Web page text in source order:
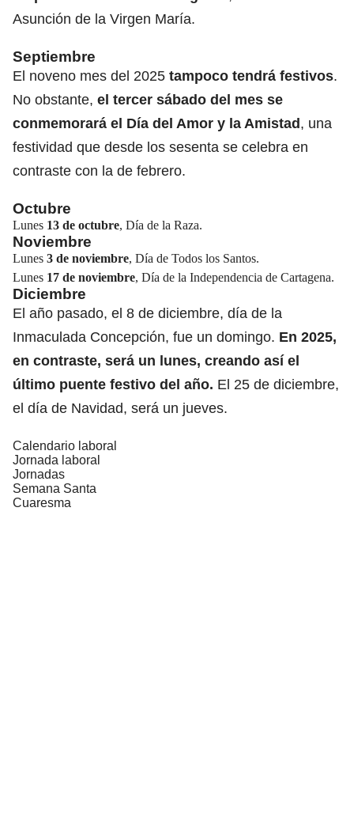
Asunción de la Virgen María.
Septiembre
El noveno mes del 2025 tampoco tendrá festivos.
No obstante, el tercer sábado del mes se
conmemorará el Día del Amor y la Amistad, una
festividad que desde los sesenta se celebra en
contraste con la de febrero.
Octubre
Lunes 13 de octubre, Día de la Raza.
Noviembre
Lunes 3 de noviembre, Día de Todos los Santos.
Lunes 17 de noviembre, Día de la Independencia de Cartagena.
Diciembre
El año pasado, el 8 de diciembre, día de la
Inmaculada Concepción, fue un domingo. En 2025,
en contraste, será un lunes, creando así el
último puente festivo del año. El 25 de diciembre,
el día de Navidad, será un jueves.
Calendario laboral
Jornada laboral
Jornadas
Semana Santa
Cuaresma